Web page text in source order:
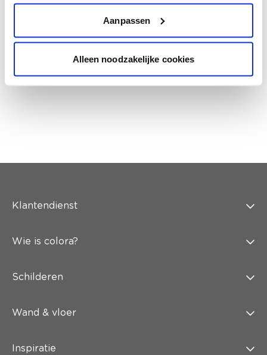
Aanpassen
Alleen noodzakelijke cookies
Krijg kleuradvies op basis van de lichtinval
en je meubels.
Krijg ineens een technologische check-up
Klantendienst
Wie is colora?
Schilderen
Wand & vloer
Inspiratie